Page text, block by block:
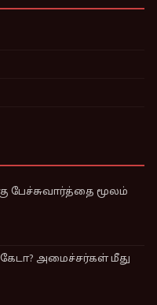
பேச்சுவார்த்தை மூலம்
அமைச்சர்கள் மீது